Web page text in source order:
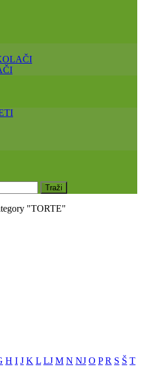
"TORTE"
H I J K L LJ M N NJ O P R S Š T